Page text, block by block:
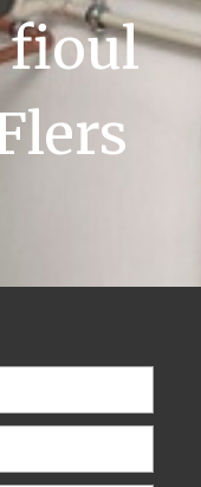
fioul